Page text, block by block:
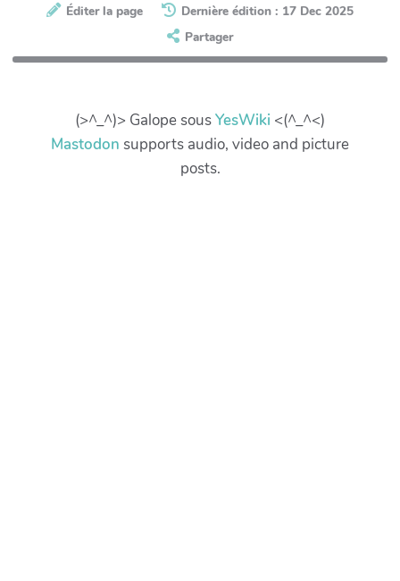
Éditer la page
Dernière édition : 17 Dec 2025
Partager
(>^_^)> Galope sousYesWiki <(^_^<)
Mastodon supports audio, video and picture
posts.